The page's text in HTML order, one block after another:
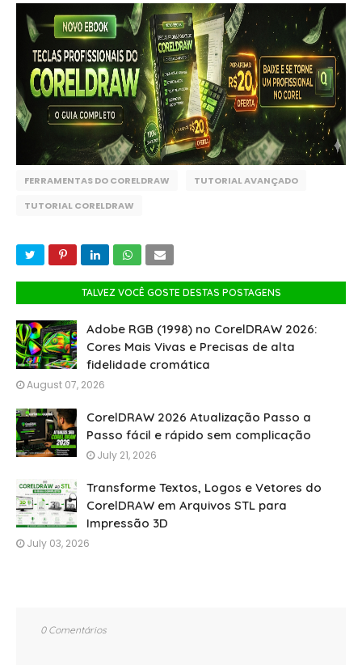
FERRAMENTAS DO CORELDRAW
TUTORIAL AVANÇADO
TUTORIAL CORELDRAW
TALVEZ VOCÊ GOSTE DESTAS POSTAGENS
Adobe RGB (1998) no CorelDRAW 2026:
Cores Mais Vivas e Precisas de alta
fidelidade cromática
August 07, 2026
CorelDRAW 2026 Atualização Passo a
Passo fácil e rápido sem complicação
July 21, 2026
Transforme Textos, Logos e Vetores do
CorelDRAW em Arquivos STL para
Impressão 3D
July 03, 2026
0 Comentários